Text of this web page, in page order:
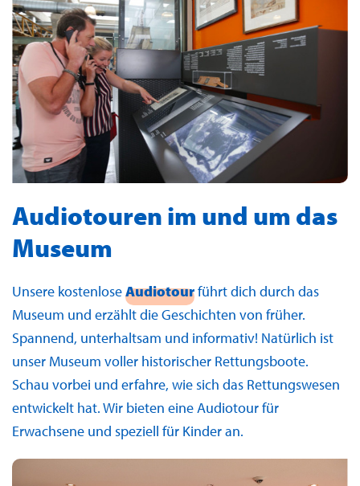
Audiotouren im und um das
Museum
Unsere kostenloseAudiotourführt dich durch das
Museum und erzählt die Geschichten von früher.
Spannend, unterhaltsam und informativ! Natürlich ist
unser Museum voller historischer Rettungsboote.
Schau vorbei und erfahre, wie sich das Rettungswesen
entwickelt hat. Wir bieten eine Audiotour für
Erwachsene und speziell für Kinder an.